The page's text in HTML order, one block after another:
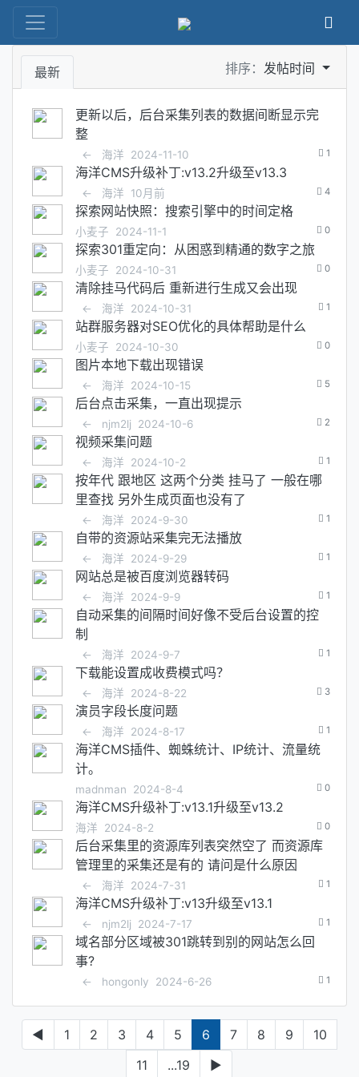
最新 排序：发帖时间
更新以后，后台采集列表的数据间断显示完
整
← 海洋 2024-11-10 1
海洋CMS升级补丁:v13.2升级至v13.3
← 海洋 10月前 4
探索网站快照：搜索引擎中的时间定格
小麦子 2024-11-1 0
探索301重定向：从困惑到精通的数字之旅
小麦子 2024-10-31 0
清除挂马代码后 重新进行生成又会出现
← 海洋 2024-10-31 1
站群服务器对SEO优化的具体帮助是什么
小麦子 2024-10-30 0
图片本地下载出现错误
← 海洋 2024-10-15 5
后台点击采集，一直出现提示
← njm2lj 2024-10-6 2
视频采集问题
← 海洋 2024-10-2 1
按年代 跟地区 这两个分类 挂马了 一般在哪
里查找 另外生成页面也没有了
← 海洋 2024-9-30 1
自带的资源站采集完无法播放
← 海洋 2024-9-29 1
网站总是被百度浏览器转码
← 海洋 2024-9-9 1
自动采集的间隔时间好像不受后台设置的控
制
← 海洋 2024-9-7 1
下载能设置成收费模式吗？
← 海洋 2024-8-22 3
演员字段长度问题
← 海洋 2024-8-17 1
海洋CMS插件、蜘蛛统计、IP统计、流量统
计。
madnman 2024-8-4 0
海洋CMS升级补丁:v13.1升级至v13.2
海洋 2024-8-2 0
后台采集里的资源库列表突然空了 而资源库
管理里的采集还是有的 请问是什么原因
← 海洋 2024-7-31 1
海洋CMS升级补丁:v13升级至v13.1
← njm2lj 2024-7-17 1
域名部分区域被301跳转到别的网站怎么回
事?
← hongonly 2024-6-26 1
◀ 1 2 3 4 5 6 7 8 9
10
11
...19 ▶